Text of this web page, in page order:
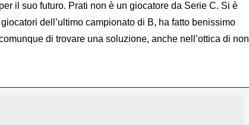
il suo futuro. Prati non è un giocatore da Serie C. Si è
dell’ultimo campionato di B, ha fatto benissimo
di trovare una soluzione, anche nell’ottica di non